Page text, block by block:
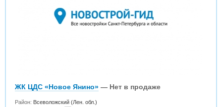
ЖК ЦДС «Новое Янино» — Нет в продаже
Район: Всеволожский (Лен. обл.)